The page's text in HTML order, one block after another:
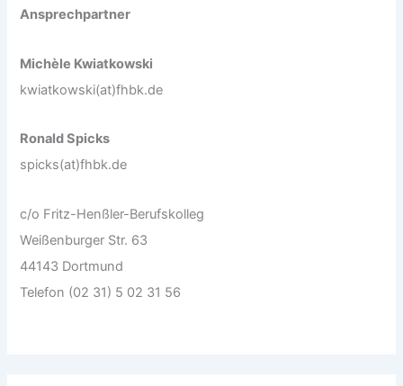
Ansprechpartner
Michèle Kwiatkowski
kwiatkowski(at)fhbk.de
Ronald Spicks
spicks(at)fhbk.de
c/o Fritz-Henßler-Berufskolleg
Weißenburger Str. 63
44143 Dortmund
Telefon (02 31) 5 02 31 56